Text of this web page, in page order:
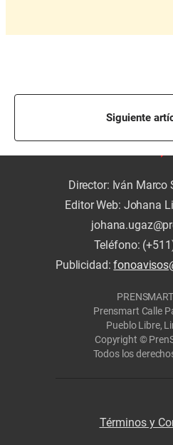
Siguiente
Director: Iván Marco
Editor Web: Johana
Teléfono:
Publicidad:
Prensmart Calle
Pueblo Libre,
Copyright ©
Todos los
Términos y